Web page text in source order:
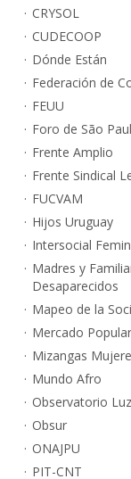
CRYSOL
CUDECOOP
Dónde Están
Federación de
FEUU
Foro de São
Frente Amplio
Frente Sindical
FUCVAM
Hijos Uruguay
Intersocial
Madres y
Desaparecidos
Mapeo de la
Mercado
Mizangas
Mundo Afro
Observatorio
Obsur
ONAJPU
PIT-CNT